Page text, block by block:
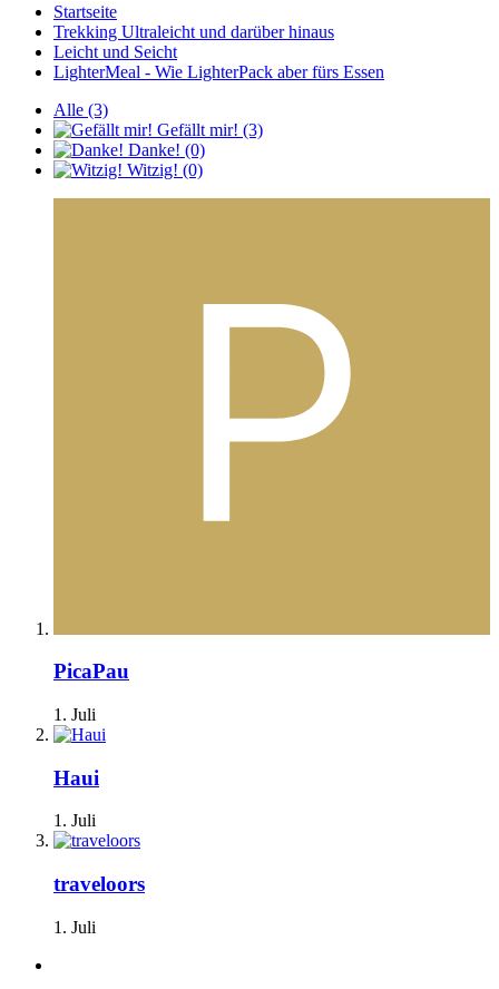
Startseite
Trekking Ultraleicht und darüber hinaus
Leicht und Seicht
LighterMeal - Wie LighterPack aber fürs Essen
Alle (3)
Gefällt mir! (3)
Danke! (0)
Witzig! (0)
PicaPau
1. Juli
Haui
1. Juli
traveloors
1. Juli